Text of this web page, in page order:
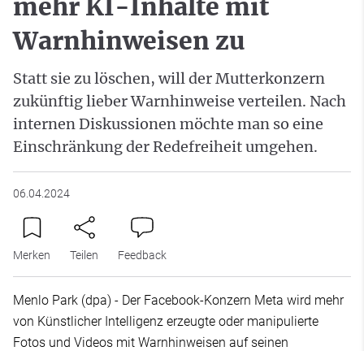
mehr KI-Inhalte mit
Warnhinweisen zu
Statt sie zu löschen, will der Mutterkonzern
zukünftig lieber Warnhinweise verteilen. Nach
internen Diskussionen möchte man so eine
Einschränkung der Redefreiheit umgehen.
06.04.2024
Merken Teilen Feedback
Menlo Park (dpa) - Der Facebook-Konzern Meta wird mehr
von Künstlicher Intelligenz erzeugte oder manipulierte
Fotos und Videos mit Warnhinweisen auf seinen